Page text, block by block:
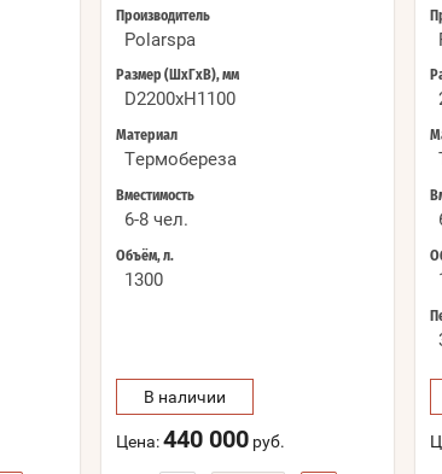
Производитель
Polarspa
Размер (ШхГхВ), мм
D2200хH1100
Материал
Термобереза
Вместимость
6-8 чел.
Объём, л.
1300
В наличии
Цена:440 000 руб.